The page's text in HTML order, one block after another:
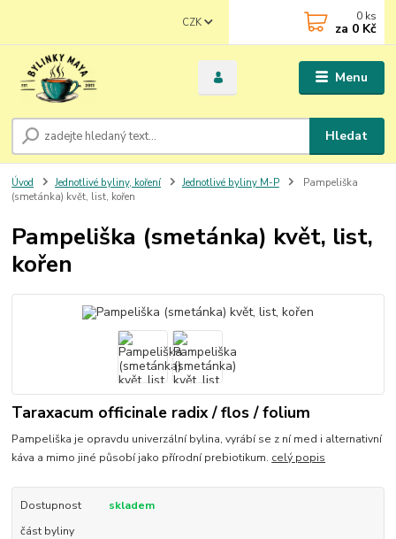
Menu
CZK
Hledat
0 ks
za 0 Kč
Úvod Jednotlivé byliny, koření Jednotlivé byliny M-P
Pampeliška
(smetánka) květ, list, kořen
Pampeliška (smetánka) květ, list,
kořen
Taraxacum officinale radix / flos / folium
Pampeliška je opravdu univerzální bylina, vyrábí se z ní med i alternativní
káva a mimo jiné působí jako přírodní prebiotikum. celý popis
Dostupnost
skladem
část byliny